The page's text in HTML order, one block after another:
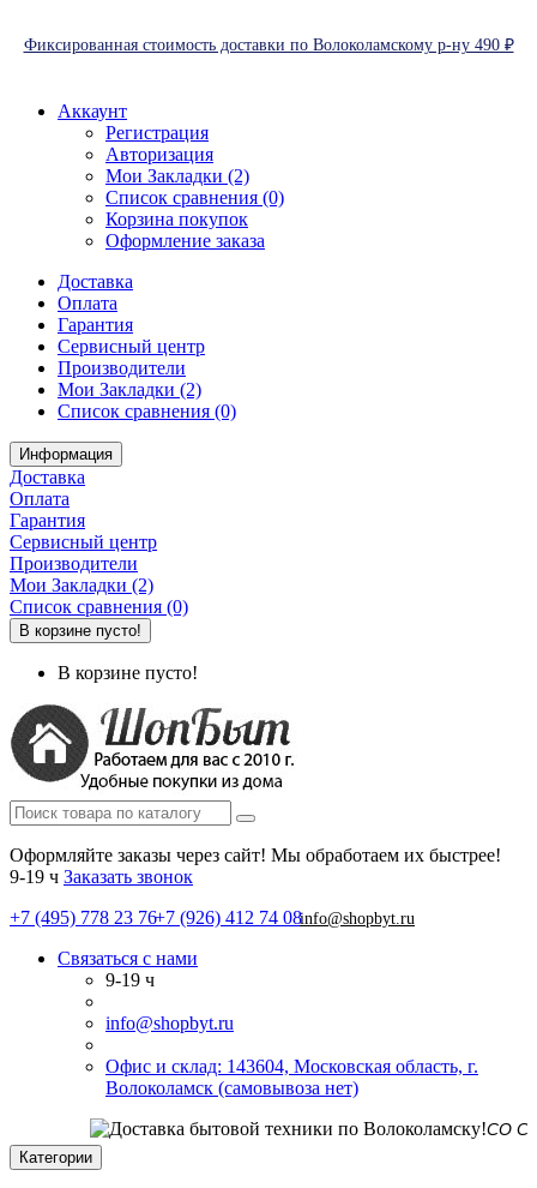
Фиксированная стоимость доставки по Волоколамскому р-ну 490 ₽
Аккаунт
Регистрация
Авторизация
Мои Закладки (2)
Список сравнения (0)
Корзина покупок
Оформление заказа
Доставка
Оплата
Гарантия
Сервисный центр
Производители
Мои Закладки (2)
Список сравнения (0)
Информация
Доставка
Оплата
Гарантия
Сервисный центр
Производители
Мои Закладки (2)
Список сравнения (0)
В корзине пусто!
В корзине пусто!
Оформляйте заказы через сайт! Мы обработаем их быстрее!
9-19 ч Заказать звонок
+7 (495) 778 23 76+7 (926) 412 74 08info@shopbyt.ru
Связаться с нами
9-19 ч
info@shopbyt.ru
Офис и склад: 143604, Московская область, г.
Волоколамск (самовывоза нет)
СО СКЛАДА
Категории